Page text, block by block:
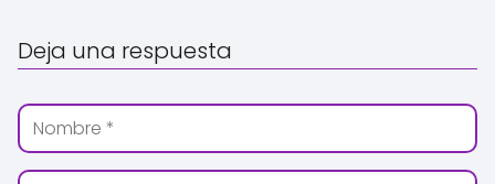
Deja una respuesta